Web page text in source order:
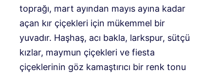
toprağı, mart ayından mayıs ayına kadar
açan kır çiçekleri için mükemmel bir
yuvadır. Haşhaş, acı bakla, larkspur, sütçü
kızlar, maymun çiçekleri ve fiesta
çiçeklerinin göz kamaştırıcı bir renk tonu